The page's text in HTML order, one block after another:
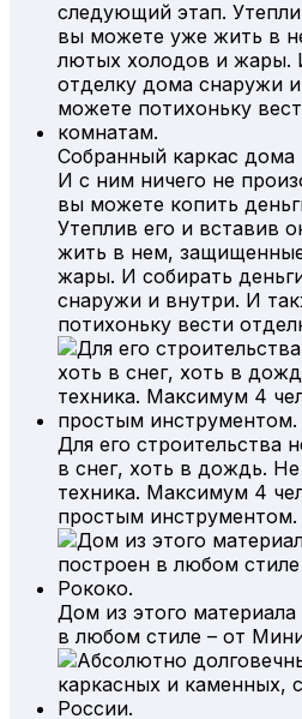
Собранный каркас дома
И с ним ничего не
вы можете копить
Утеплив его и вставив
жить в нем,
жары. И собирать
снаружи и внутри. И
потихоньку вести
Для его строительства
в снег, хоть в дождь.
техника. Максимум 4
простым инструментом.
Дом из этого
в любом стиле – от